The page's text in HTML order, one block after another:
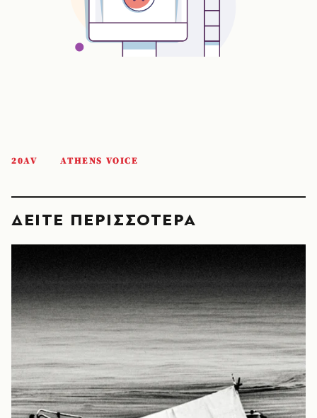
20AV ATHENS VOICE
ΔΕΙΤΕ ΠΕΡΙΣΣΟΤΕΡΑ